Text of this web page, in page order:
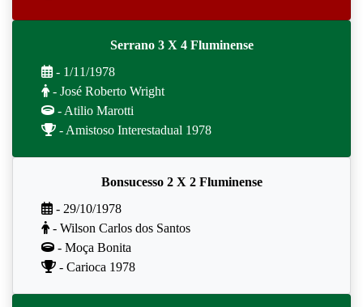
Serrano 3 X 4 Fluminense
- 1/11/1978
- José Roberto Wright
- Atilio Marotti
- Amistoso Interestadual 1978
Bonsucesso 2 X 2 Fluminense
- 29/10/1978
- Wilson Carlos dos Santos
- Moça Bonita
- Carioca 1978